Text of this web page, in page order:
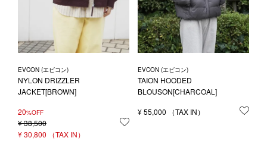
EVCON (エビコン)
NYLON DRIZZLER
JACKET[BROWN]
20%OFF
¥38,500
¥30,800
EVCON (エビコン)
TAION HOODED
BLOUSON[CHARCOAL]
¥55,000